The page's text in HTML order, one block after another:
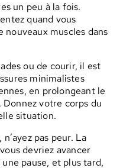
un peu à la fois.
quand vous
nouveaux muscles dans
ou de courir, il est
minimalistes
en prolongeant le
votre corps du
situation.
pas peur. La
devriez avancer
pause, et plus tard,